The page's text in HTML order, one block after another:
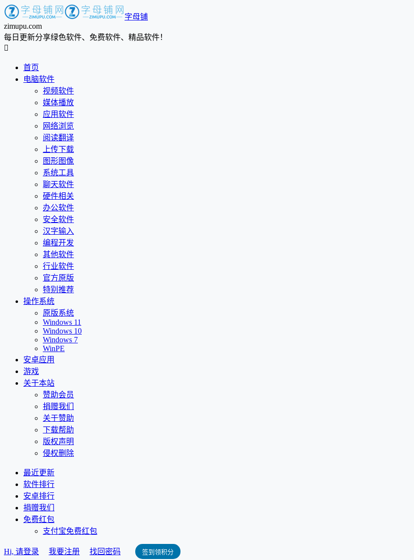
字母铺
zimupu.com
每日更新分享绿色软件、免费软件、精品软件！

首页
电脑软件
视频软件
媒体播放
应用软件
网络浏览
阅读翻译
上传下载
图形图像
系统工具
聊天软件
硬件相关
办公软件
安全软件
汉字输入
编程开发
其他软件
行业软件
官方原版
特别推荐
操作系统
原版系统
Windows 11
Windows 10
Windows 7
WinPE
安卓应用
游戏
关于本站
赞助会员
捐赠我们
关于赞助
下载帮助
版权声明
侵权删除
最近更新
软件排行
安卓排行
捐赠我们
免费红包
支付宝免费红包
Hi, 请登录 我要注册 找回密码 签到领积分